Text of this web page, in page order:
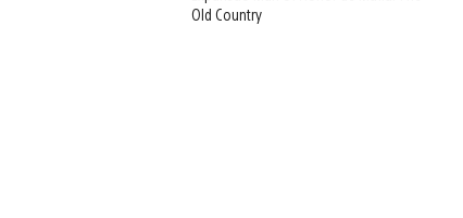
Old Country